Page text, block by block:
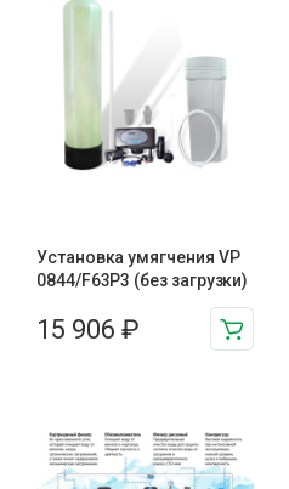
Установка умягчения VP
0844/F63P3 (без загрузки)
15 906 ₽